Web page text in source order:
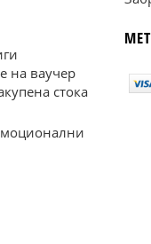
на ваучер
стока